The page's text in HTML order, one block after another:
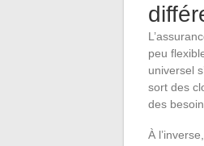
peu
universel
sort des
des
À